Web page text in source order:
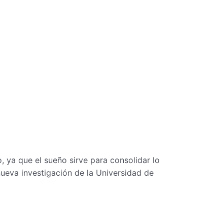
ya que el sueño sirve para consolidar lo
investigación de la Universidad de